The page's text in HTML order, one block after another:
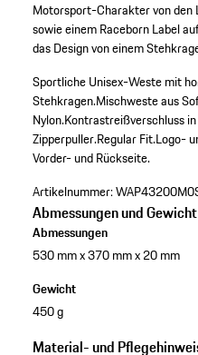
Motorsport-Charakter von den
sowie einem Raceborn Label
das Design von einem
Sportliche Unisex-Weste mit
Stehkragen.Mischweste aus
Nylon.Kontrastreißverschluss
Zipperpuller.Regular Fit.Logo-
Vorder- und Rückseite.
Artikelnummer:
Abmessungen und Gewicht
Abmessungen
530 mm x 370 mm x 20 mm
Gewicht
450 g
Material- und